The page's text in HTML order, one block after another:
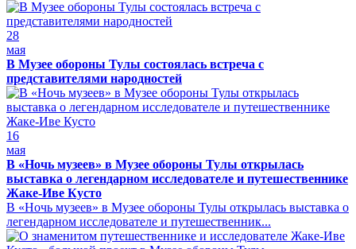
28
мая
В Музее обороны Тулы состоялась встреча с
представителями народностей
16
мая
В «Ночь музеев» в Музее обороны Тулы открылась
выставка о легендарном исследователе и путешественнике
Жаке-Иве Кусто
В «Ночь музеев» в Музее обороны Тулы открылась выставка о
легендарном исследователе и путешественник...